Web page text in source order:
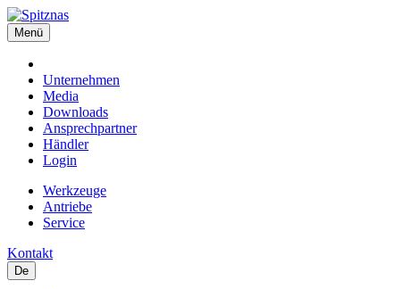
Menü
Unternehmen
Media
Downloads
Ansprechpartner
Händler
Login
Werkzeuge
Antriebe
Service
Kontakt
De